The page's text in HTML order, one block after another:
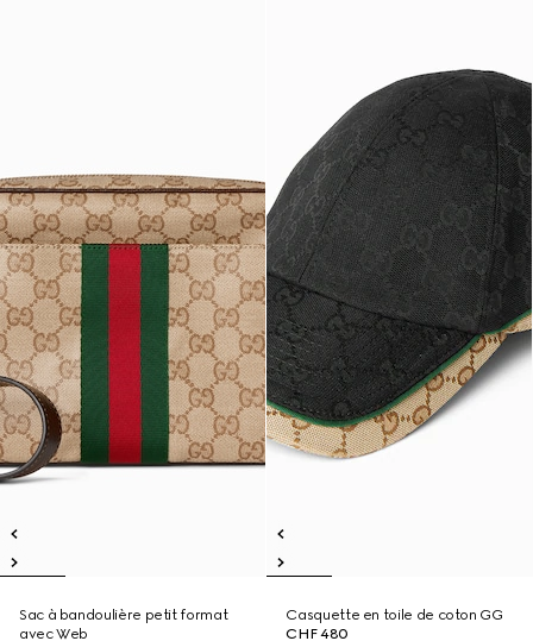
Sac à bandoulière petit format
avec Web
Casquette en toile de coton GG
CHF 480